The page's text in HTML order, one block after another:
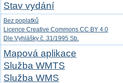
Stav vydání
Bez poplatků
Licence Creative Commons CC BY 4.0
Dle Vyhlášky č. 31/1995 Sb.
Mapová aplikace
Služba WMTS
Služba WMS